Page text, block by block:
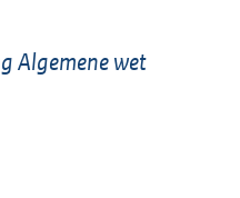
Algemene wet